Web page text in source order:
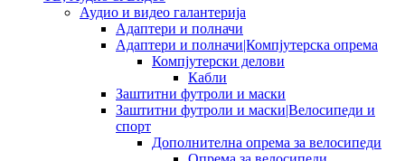
Аудио и видео галантерија
Адаптери и полначи
Адаптери и полначи|Компјутерска опрема
Компјутерски делови
Кабли
Заштитни футроли и маски
Заштитни футроли и маски|Велосипеди и
спорт
Дополнителна опрема за велосипеди